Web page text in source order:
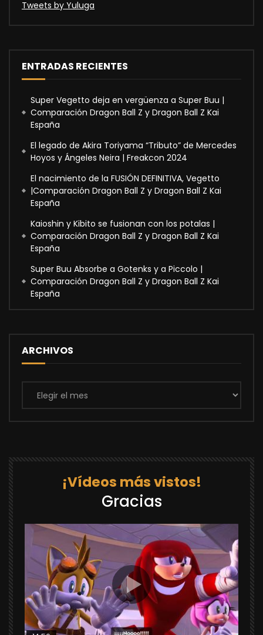
Tweets by Yuluga
ENTRADAS RECIENTES
Super Vegetto deja en vergüenza a Super Buu |
Comparación Dragon Ball Z y Dragon Ball Z Kai
España
El legado de Akira Toriyama “Tributo” de Mercedes
Hoyos y Ángeles Neira | Freakcon 2024
El nacimiento de la FUSIÓN DEFINITIVA, Vegetto
|Comparación Dragon Ball Z y Dragon Ball Z Kai
España
Kaioshin y Kibito se fusionan con los potalas |
Comparación Dragon Ball Z y Dragon Ball Z Kai
España
Super Buu Absorbe a Gotenks y a Piccolo |
Comparación Dragon Ball Z y Dragon Ball Z Kai
España
ARCHIVOS
Archivos
¡Vídeos más vistos!
Gracias